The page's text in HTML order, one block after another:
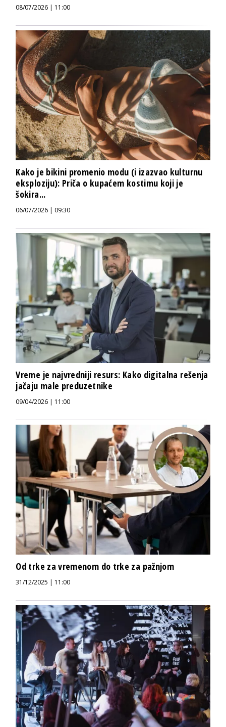
08/07/2026 | 11:00
Kako je bikini promenio modu (i izazvao kulturnu
eksploziju): Priča o kupaćem kostimu koji je
šokira...
06/07/2026 | 09:30
Vreme je najvredniji resurs: Kako digitalna rešenja
jačaju male preduzetnike
09/04/2026 | 11:00
Od trke za vremenom do trke za pažnjom
31/12/2025 | 11:00